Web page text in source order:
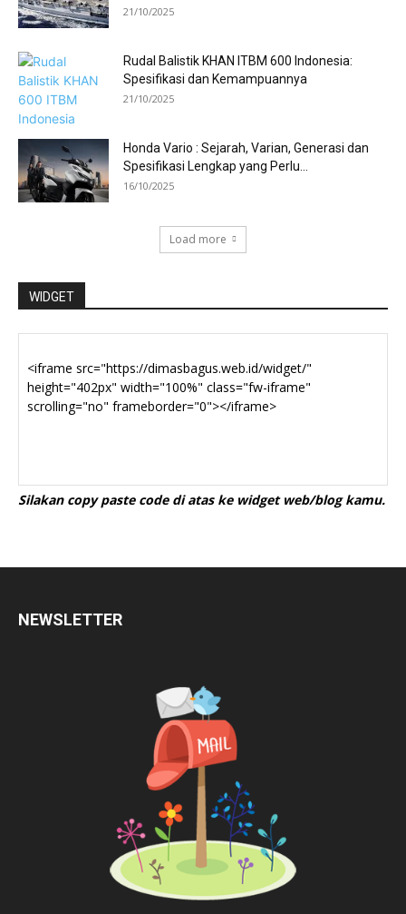
21/10/2025
Rudal Balistik KHAN ITBM 600 Indonesia:
Spesifikasi dan Kemampuannya
21/10/2025
Honda Vario : Sejarah, Varian, Generasi dan
Spesifikasi Lengkap yang Perlu...
16/10/2025
Load more
WIDGET
Silakan copy paste code di atas ke widget web/blog kamu.
NEWSLETTER